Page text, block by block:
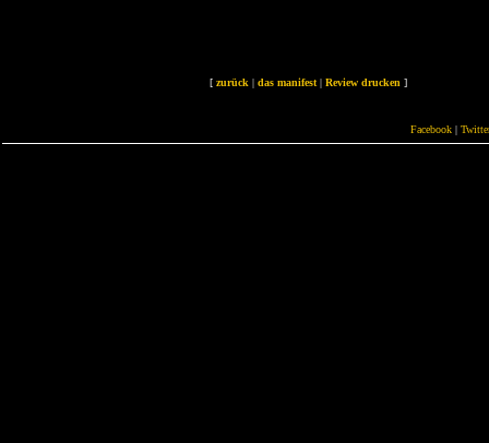
[ zurück | das manifest | Review drucken ]
Facebook |